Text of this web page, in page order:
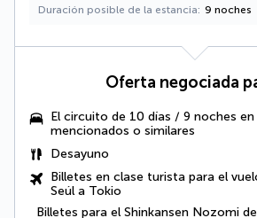
Duración posible de la estancia 9 noches
Oferta negociada
El circuito de 10 días / 9 noches
mencionados o similares
Desayuno
Billetes en clase turista para el
Seúl a Tokio
Billetes para el Shinkansen Nozomi